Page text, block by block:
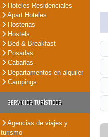
Hoteles Residenciales
Apart Hoteles
Hosterias
Hostels
Bed & Breakfast
Posadas
Cabañas
Departamentos en alquiler
Campings
SERVICIOS TURÍSTICOS
Agencias de viajes y
turismo